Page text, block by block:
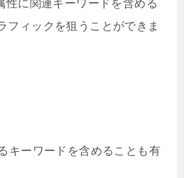
性に関連キーワードを含める
フィックを狙うことができま
キーワードを含めることも有